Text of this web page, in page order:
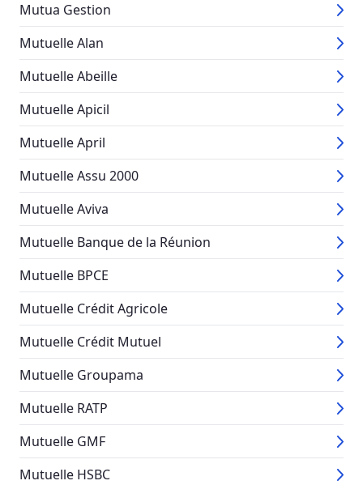
Mutua Gestion
Mutuelle Alan
Mutuelle Abeille
Mutuelle Apicil
Mutuelle April
Mutuelle Assu 2000
Mutuelle Aviva
Mutuelle Banque de la Réunion
Mutuelle BPCE
Mutuelle Crédit Agricole
Mutuelle Crédit Mutuel
Mutuelle Groupama
Mutuelle RATP
Mutuelle GMF
Mutuelle HSBC